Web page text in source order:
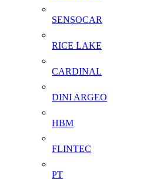
SENSOCAR
RICE LAKE
CARDINAL
DINI ARGEO
HBM
FLINTEC
PT